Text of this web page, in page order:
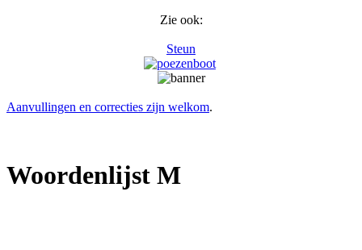
Zie ook:
Steun
Aanvullingen en correcties zijn welkom.
Woordenlijst M